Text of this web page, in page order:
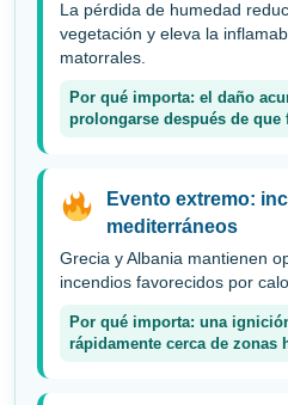
La pérdida de humedad
vegetación y eleva la
matorrales.
Por qué importa: el daño
prolongarse después de que
Evento extremo:
mediterráneos
Grecia y Albania mantienen
incendios favorecidos por
Por qué importa: una
rápidamente cerca de zonas